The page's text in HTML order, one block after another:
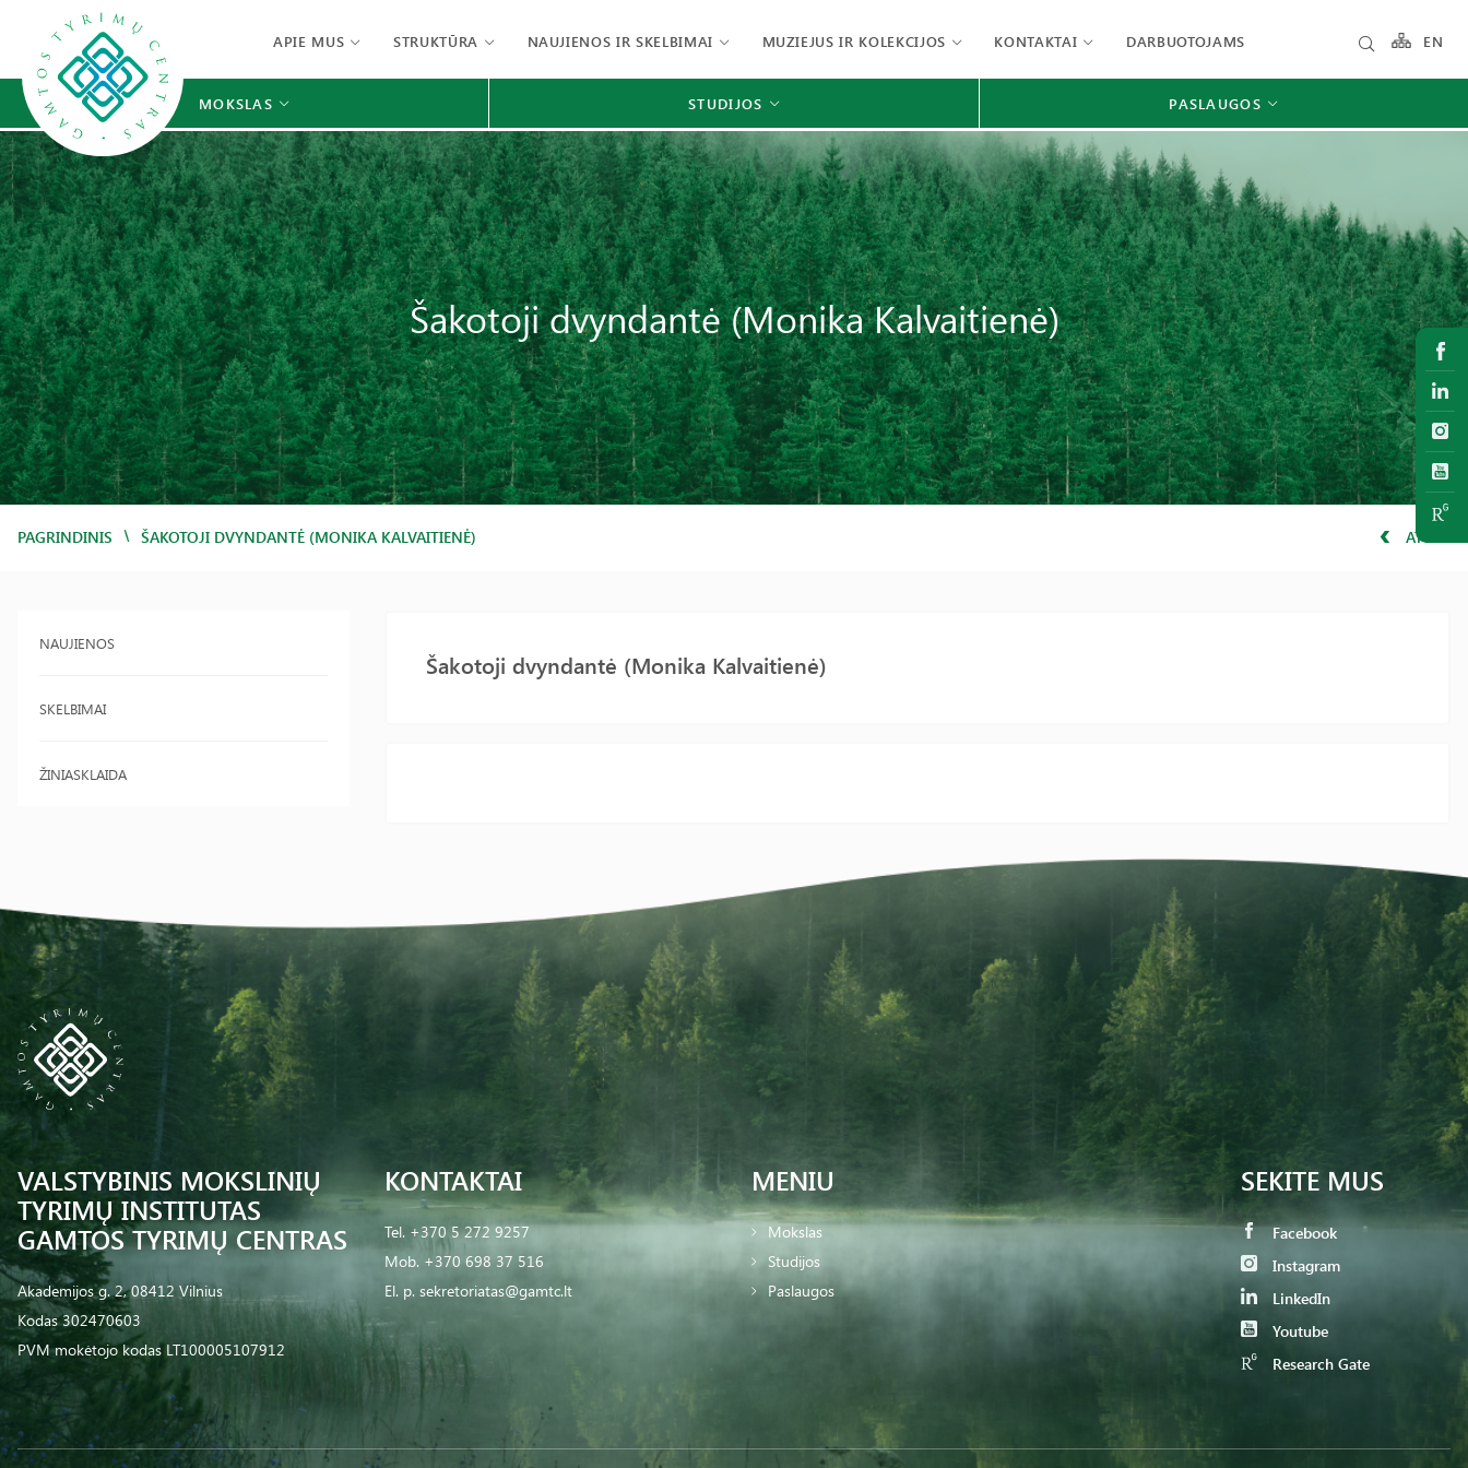
APIE MUS STRUKTŪRA NAUJIENOS IR SKELBIMAI MUZIEJUS IR KOLEKCIJOS KONTAKTAI DARBUOTOJAMS EN
MOKSLAS STUDIJOS PASLAUGOS
Šakotoji dvyndantė (Monika Kalvaitienė)
PAGRINDINIS / ŠAKOTOJI DVYNDANTĖ (MONIKA KALVAITIENĖ) ATGAL
NAUJIENOS
SKELBIMAI
ŽINIASKLAIDA
Šakotoji dvyndantė (Monika Kalvaitienė)
VALSTYBINIS MOKSLINIŲ
TYRIMŲ INSTITUTAS
GAMTOS TYRIMŲ CENTRAS
Akademijos g. 2, 08412 Vilnius
Kodas 302470603
PVM mokėtojo kodas LT100005107912
KONTAKTAI
Tel. +370 5 272 9257
Mob. +370 698 37 516
El. p. sekretoriatas@gamtc.lt
MENIU
Mokslas
Studijos
Paslaugos
SEKITE MUS
Facebook
Instagram
LinkedIn
Youtube
Research Gate